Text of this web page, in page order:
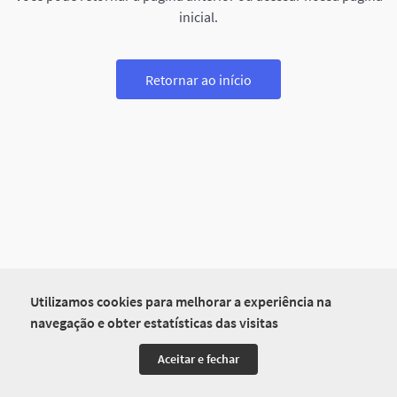
Utilizamos cookies para melhorar a experiência na
navegação e obter estatísticas das visitas
Aceitar e fechar
inicial.
Retornar ao início